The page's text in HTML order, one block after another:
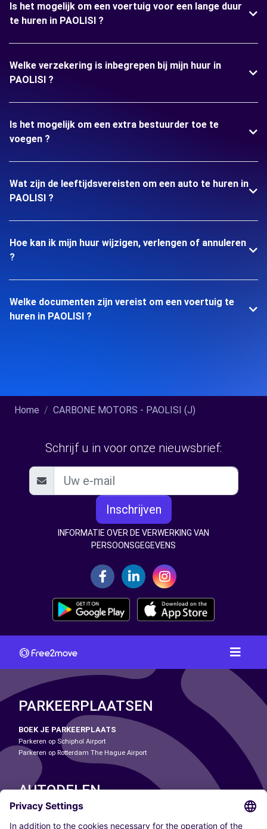
Is het mogelijk om een voertuig voor een lange duur
te huren in PAOLISI ?
Welke verzekering is inbegrepen bij mijn huur in
PAOLISI ?
Is het mogelijk om een extra bestuurder toe te
voegen ?
Wat zijn de leeftijdsvereisten om een auto te huren in
PAOLISI ?
Hoe kan ik mijn huur wijzigen, verlengen of annuleren
?
Welke documenten zijn vereist om een voertuig te
huren in PAOLISI ?
Home CARBONE MOTORS - PAOLISI (J)
Schrijf u in voor onze nieuwsbrief:
Inschrijven
INFORMATIE OVER DE VERWERKING VAN
PERSOONSGEGEVENS
PARKEERPLAATSEN
BOEK JE PARKEERPLAATS
Parkeren op Schiphol Airport
Parkeren op Rotterdam The Hague Airport
AUTODELEN
ONZE STEDEN
Paris